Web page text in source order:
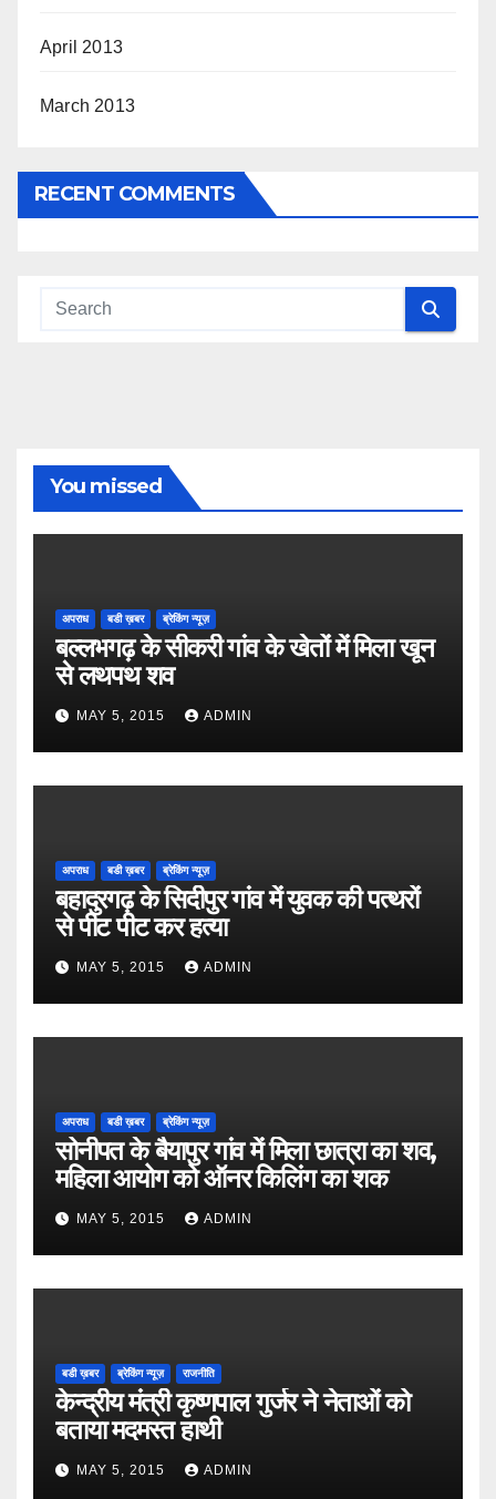
April 2013
March 2013
RECENT COMMENTS
You missed
अपराध बडी ख़बर ब्रेकिंग न्यूज़
बल्लभगढ़ के सीकरी गांव के खेतों में मिला खून
से लथपथ शव
MAY 5, 2015 ADMIN
अपराध बडी ख़बर ब्रेकिंग न्यूज़
बहादुरगढ़ के सिदीपुर गांव में युवक की पत्थरों
से पीट पीट कर हत्या
MAY 5, 2015 ADMIN
अपराध बडी ख़बर ब्रेकिंग न्यूज़
सोनीपत के बैयापुर गांव में मिला छात्रा का शव,
महिला आयोग को ऑनर किलिंग का शक
MAY 5, 2015 ADMIN
बडी ख़बर ब्रेकिंग न्यूज़ राजनीति
केन्द्रीय मंत्री कृष्णपाल गुर्जर ने नेताओं को
बताया मदमस्त हाथी
MAY 5, 2015 ADMIN